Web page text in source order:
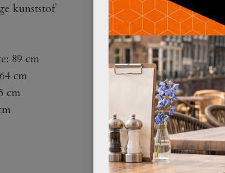
kunststof
89 cm
cm
cm